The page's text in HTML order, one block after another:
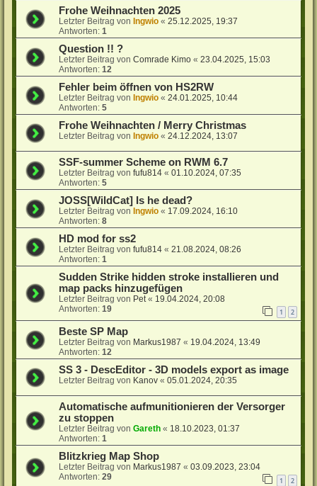
Frohe Weihnachten 2025
Letzter Beitrag vonIngwio «25.12.2025, 19:37
Antworten:1
Question !! ?
Letzter Beitrag vonComrade Kimo «23.04.2025, 15:03
Antworten:12
Fehler beim öffnen von HS2RW
Letzter Beitrag vonIngwio «24.01.2025, 10:44
Antworten:5
Frohe Weihnachten / Merry Christmas
Letzter Beitrag vonIngwio «24.12.2024, 13:07
SSF-summer Scheme on RWM 6.7
Letzter Beitrag vonfufu814 «01.10.2024, 07:35
Antworten:5
JOSS[WildCat] Is he dead?
Letzter Beitrag vonIngwio « 17.09.2024, 16:10
Antworten:8
HD mod for ss2
Letzter Beitrag vonfufu814 «21.08.2024, 08:26
Antworten:1
Sudden Strike hidden stroke installieren und
map packs hinzugefügen
Letzter Beitrag von Pet « 19.04.2024, 20:08
Antworten:19 1 2
Beste SP Map
Letzter Beitrag von Markus1987 « 19.04.2024, 13:49
Antworten:12
SS 3 - DescEditor - 3D models export as image
Letzter Beitrag von Kanov «05.01.2024, 20:35
Automatische aufmunitionieren der Versorger
zu stoppen
Letzter Beitrag vonGareth « 18.10.2023, 01:37
Antworten:1
Blitzkrieg Map Shop
Letzter Beitrag von Markus1987 «03.09.2023, 23:04
Antworten:29 1 2